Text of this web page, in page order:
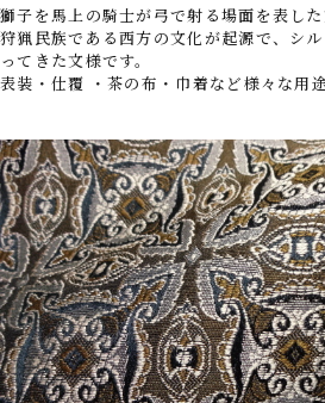
獅子を馬上の騎士が弓で射る場面を表した
狩猟民族である西方の文化が起源で、シ
ってきた文様です。
表装・仕覆 ・茶の布・巾着など様々な用